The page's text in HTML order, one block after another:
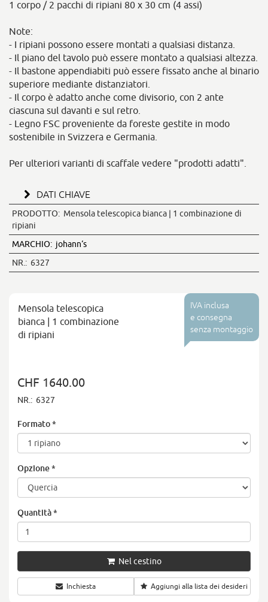
1 corpo / 2 pacchi di ripiani 80 x 30 cm (4 assi)
Note:
- I ripiani possono essere montati a qualsiasi distanza.
- Il piano del tavolo può essere montato a qualsiasi altezza.
- Il bastone appendiabiti può essere fissato anche al binario
superiore mediante distanziatori.
- Il corpo è adatto anche come divisorio, con 2 ante
ciascuna sul davanti e sul retro.
- Legno FSC proveniente da foreste gestite in modo
sostenibile in Svizzera e Germania.
Per ulteriori varianti di scaffale vedere "prodotti adatti".
DATI CHIAVE
PRODOTTO: Mensola telescopica bianca | 1 combinazione di
ripiani
MARCHIO: johann‘s
NR.: 6327
IVA inclusa
e consegna
senza montaggio
Mensola telescopica
bianca | 1 combinazione
di ripiani
CHF 1640.00
NR.: 6327
Formato*
Opzione*
Quantità*
Nel cestino
Inchiesta Aggiungi alla lista dei desideri